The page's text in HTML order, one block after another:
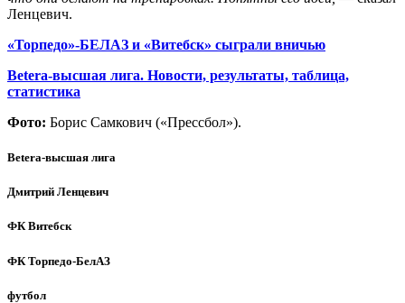
Ленцевич.
«Торпедо»-БЕЛАЗ и «Витебск» сыграли вничью
Betera-высшая лига. Новости, результаты, таблица,
статистика
Фото: Борис Самкович («Прессбол»).
Betera-высшая лига
Дмитрий Ленцевич
ФК Витебск
ФК Торпедо-БелАЗ
футбол